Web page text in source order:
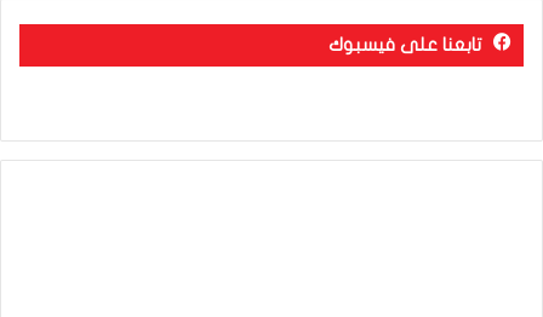
تابعنا على فيسبوك